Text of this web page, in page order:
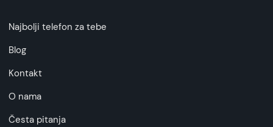
Najbolji telefon za tebe
Blog
Kontakt
O nama
Česta pitanja